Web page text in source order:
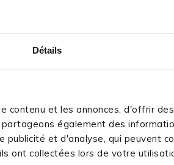
Détails
contenu et les annonces, d'offrir
également des
et d'analyse, qui peuvent
ont collectées lors de votre
Object] out of 5 Customer Rating
(2)
99 €
[object
24,99